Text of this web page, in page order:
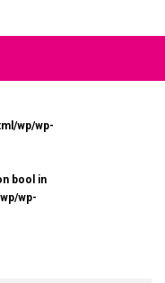
wp/wp-
bool in
wp-